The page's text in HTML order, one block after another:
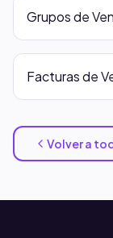
Grupos de
Facturas de
Volver a